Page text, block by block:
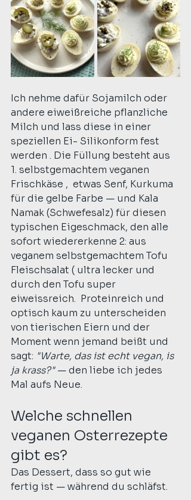
Ich nehme dafür Sojamilch oder
andere eiweißreiche pflanzliche
Milch und lass diese in einer
speziellen Ei- Silikonform fest
werden . Die Füllung besteht aus
1. selbstgemachtem veganen
Frischkäse ,  etwas Senf, Kurkuma
für die gelbe Farbe — und Kala
Namak (Schwefesalz) für diesen
typischen Eigeschmack, den alle
sofort wiedererkenne 2: aus
veganem selbstgemachtem Tofu
Fleischsalat ( ultra lecker und
durch den Tofu super
eiweissreich.  Proteinreich und
optisch kaum zu unterscheiden
von tierischen Eiern und der
Moment wenn jemand beißt und
sagt: "Warte, das ist echt vegan, is
ja krass?" — den liebe ich jedes
Mal aufs Neue.
Welche schnellen
veganen Osterrezepte
gibt es?
Das Dessert, dass so gut wie
fertig ist — während du schläfst.